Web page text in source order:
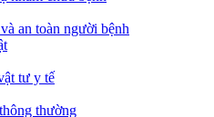
an toàn người bệnh
tư y tế
thường